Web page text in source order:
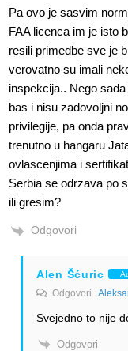
Pa ovo je sasvim
FAA licenca im je isto
resili primedbe sve je
verovatno su imali
inspekcija.. Nego
bas i nisu zadovoljni
privilegije, pa onda
trenutno u hangaru
ovlascenjima i
Serbia se odrzava po
ili gresim?
Odgovori
Alen Šćuric
Odgovori
Svejedno to nije
Odgovori